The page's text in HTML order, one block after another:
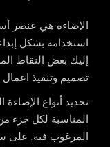
الإضاءة هي عنصر
استخدامه بشكل
إليك بعض النقاط
تصميم وتنفيذ اعمال
تحديد أنواع الإضاءة
المناسبة لكل جزء
المرغوب فيه. على